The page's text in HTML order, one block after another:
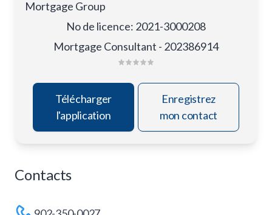
Mortgage Group
No de licence: 2021-3000208
Mortgage Consultant - 202386914
Télécharger
l'application
Enregistrez
mon contact
Contacts